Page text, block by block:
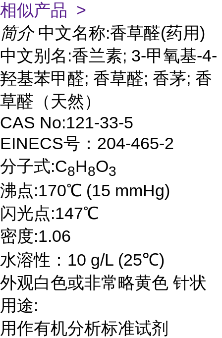
相似产品 >
简介 中文名称:香草醛(药用)
中文别名:香兰素; 3-甲氧基-4-
羟基苯甲醛; 香草醛; 香茅; 香
草醛（天然）
CAS No:121-33-5
EINECS号：204-465-2
分子式:C8H8O3
沸点:170℃ (15 mmHg)
闪光点:147℃
密度:1.06
水溶性：10 g/L (25℃)
外观白色或非常略黄色 针状
用途:
用作有机分析标准试剂